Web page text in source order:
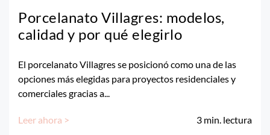
Porcelanato Villagres: modelos,
calidad y por qué elegirlo
El porcelanato Villagres se posicionó como una de las
opciones más elegidas para proyectos residenciales y
comerciales gracias a...
Leer ahora > 3 min. lectura